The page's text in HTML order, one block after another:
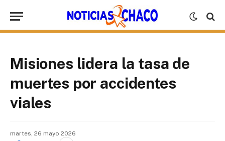
Misiones lidera la tasa de
muertes por accidentes
viales
martes, 26 mayo 2026